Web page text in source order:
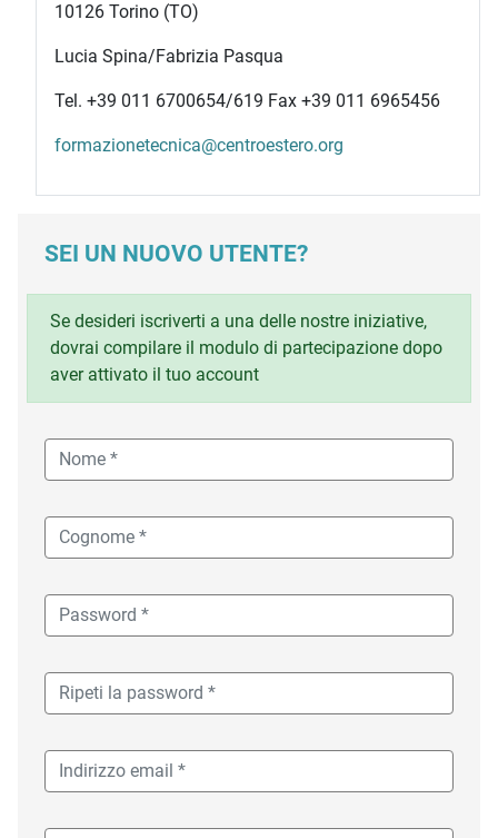
10126 Torino (TO)
Lucia Spina/Fabrizia Pasqua
Tel. +39 011 6700654/619 Fax +39 011 6965456
formazionetecnica@centroestero.org
SEI UN NUOVO UTENTE?
Se desideri iscriverti a una delle nostre iniziative,
dovrai compilare il modulo di partecipazione dopo
aver attivato il tuo account